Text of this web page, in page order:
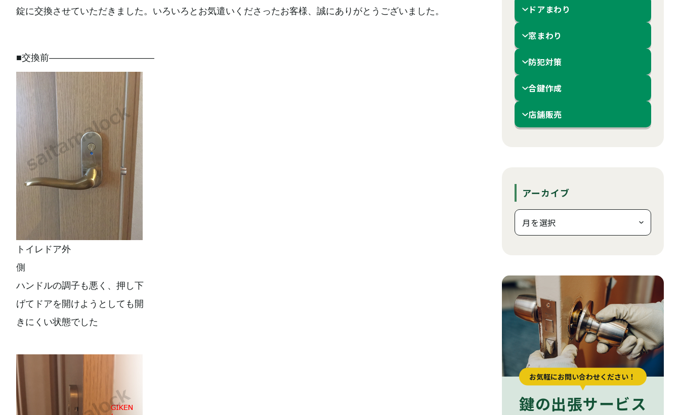
錠に交換させていただきました。いろいろとお気遣いくださったお客様、誠にありがとうございました。
■交換前———————————–
トイレドア外
側
ハンドルの調子も悪く、押し下
げてドアを開けようとしても開
きにくい状態でした
ドアまわり
窓まわり
防犯対策
合鍵作成
店舗販売
アーカイブ
お気軽にお問い合わせください！
鍵の出張サービス